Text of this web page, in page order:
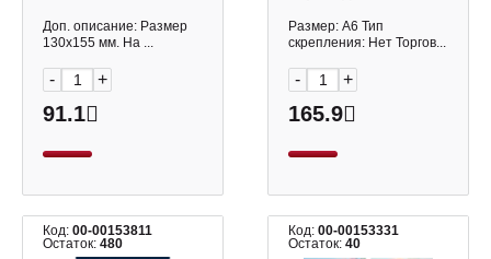
130*155мм 10232
Квадра
Доп. описание: Размер
130х155 мм. На ...
- +
91.1
праздниками"
офсет, 2кр.
Hatber
Размер: А6 Тип
скрепления: Нет Торгов...
- +
165.9
Код: 00-00153811
Остаток: 480
Код:00-00153331
Остаток:40